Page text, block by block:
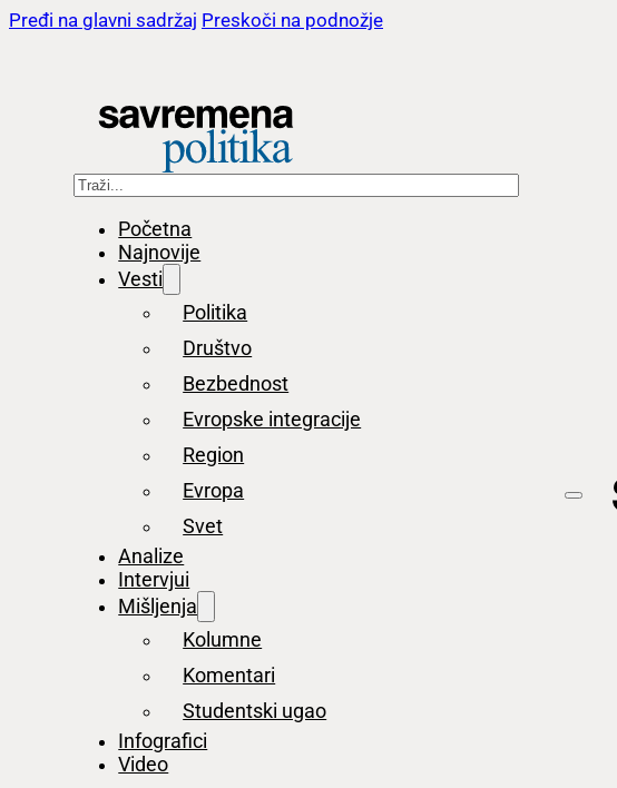
Pređi na glavni sadržaj Preskoči na podnožje
Pretraga
Početna
Najnovije
Vesti
Politika
Društvo
Bezbednost
Evropske integracije
Region
Evropa
Svet
Analize
Intervjui
Mišljenja
Kolumne
Komentari
Studentski ugao
Infografici
Video